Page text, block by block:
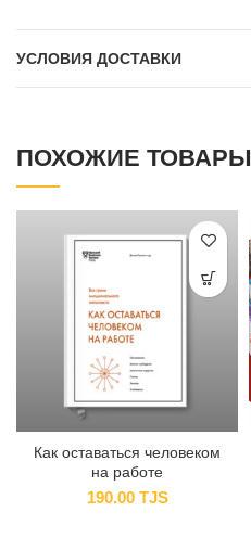
УСЛОВИЯ ДОСТАВКИ
ПОХОЖИЕ ТОВАРЫ
Как оставаться человеком
на работе
190.00 TJS